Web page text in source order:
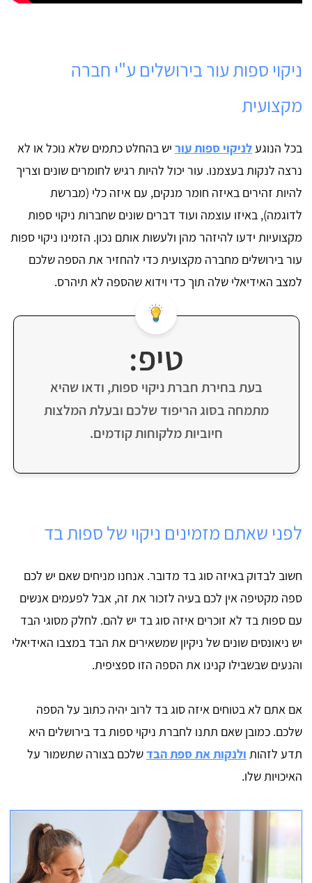
ניקוי ספות עור בירושלים ע"י חברה
מקצועית
בכל הנוגעלניקוי ספות עור יש בהחלט כתמים שלא נוכל או לא
נרצה לנקות בעצמנו. עור יכול להיות רגיש לחומרים שונים וצריך
להיות זהירים באיזה חומר מנקים, עם איזה כלי (מברשת
לדוגמה), באיזו עוצמה ועוד דברים שונים שחברות ניקוי ספות
מקצועיות ידעו להיזהר מהן ולעשות אותם נכון. הזמינו ניקוי ספות
עור בירושלים מחברה מקצועית כדי להחזיר את הספה שלכם
למצב האידיאלי שלה תוך כדי וידוא שהספה לא תיהרס.
טיפ:
בעת בחירת חברת ניקוי ספות, ודאו שהיא
מתמחה בסוג הריפוד שלכם ובעלת המלצות
חיוביות מלקוחות קודמים.
לפני שאתם מזמינים ניקוי של ספות בד
חשוב לבדוק באיזה סוג בד מדובר. אנחנו מניחים שאם יש לכם
ספה מקטיפה אין לכם בעיה לזכור את זה, אבל לפעמים אנשים
עם ספות בד לא זוכרים איזה סוג בד יש להם. לחלק מסוגי הבד
יש ניאונסים שונים של ניקיון שמשאירים את הבד במצבו האידיאלי
והנעים שבשבילו קנינו את הספה הזו ספציפית.
אם אתם לא בטוחים איזה סוג בד לרוב יהיה כתוב על הספה
שלכם. כמובן שאם תתנו לחברת ניקוי ספות בד בירושלים היא
תדע לזהות ולנקות את ספת הבדשלכם בצורה שתשמור על
האיכויות שלו.